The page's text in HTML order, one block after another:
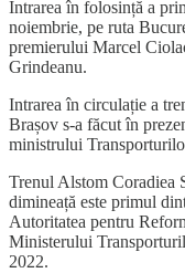
Intrarea în folosință a
noiembrie, pe ruta
premierului Marcel
Grindeanu.
Intrarea în circulație a
Brașov s-a făcut în
ministrului
Trenul Alstom Coradiea
dimineață este primul
Autoritatea pentru
Ministerului
2022.